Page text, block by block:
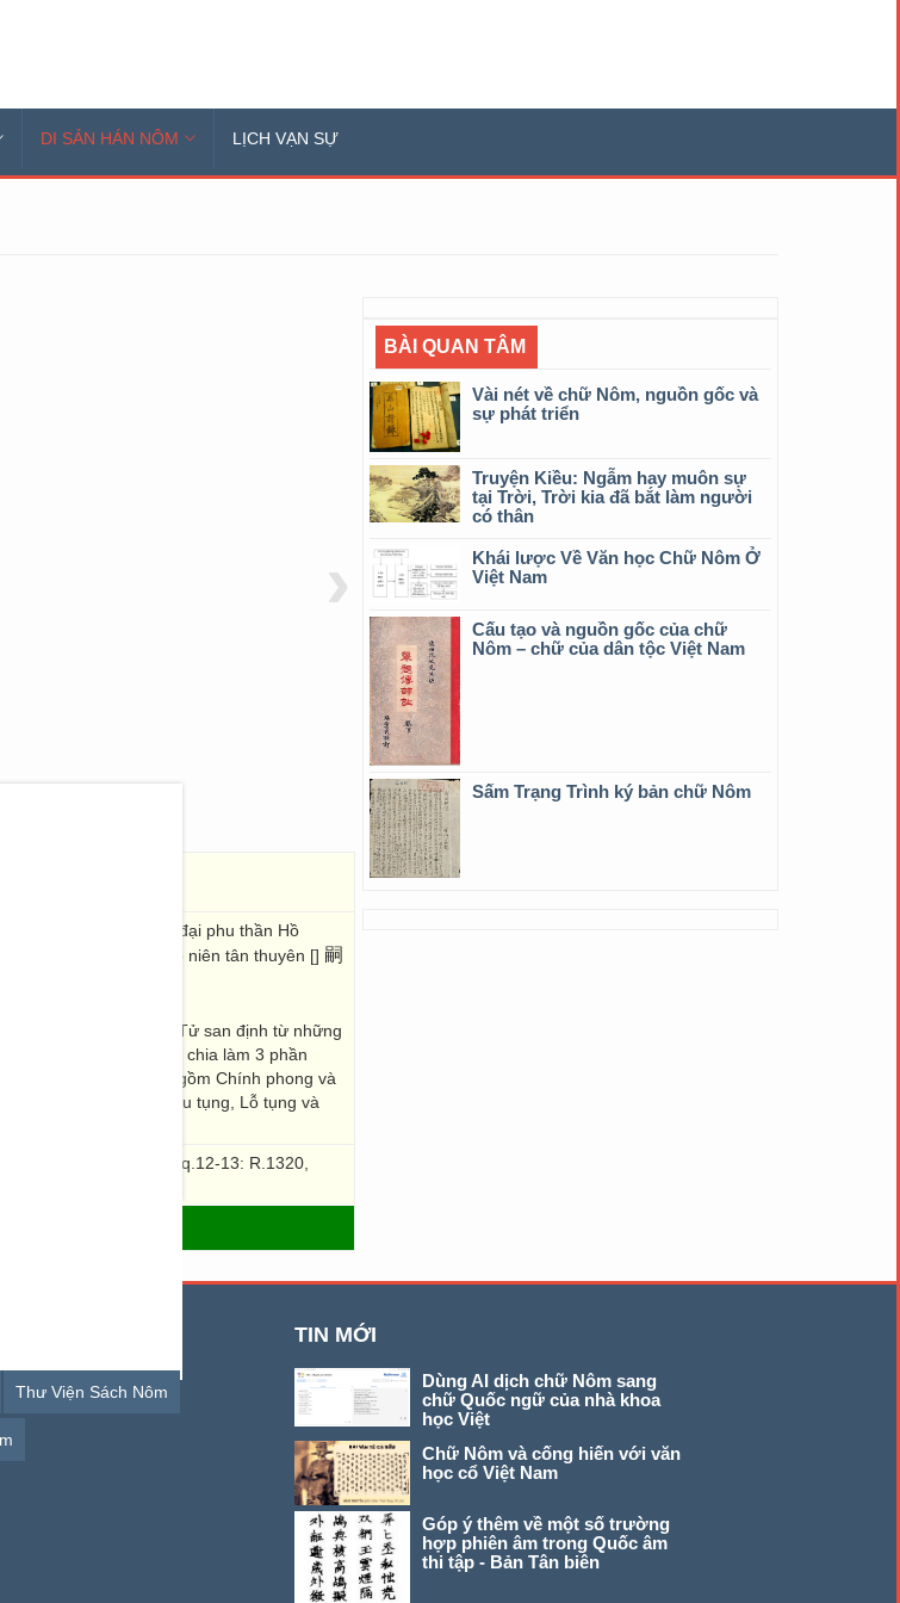
DI SẢN HÁN NÔM LỊCH VẠN SỰ
›
học sĩ phụng chính đại phu thần Hồ
臣胡廣 , Tự Đức thập niên tân thuyên [] 嗣
truyền do Khổng Tử san định từ những
kinh gồm 311 thiên, chia làm 3 phần
phong 160 thiên gồm Chính phong và
Tụng 40 thiên gồm Chu tụng, Lỗ tụng và
có lời.
q.4-6: R.1312; q.12-13: R.1320,
BÀI QUAN TÂM
Vài nét về chữ Nôm, nguồn gốc và
sự phát triển
Truyện Kiều: Ngẫm hay muôn sự
tại Trời, Trời kia đã bắt làm người
có thân
Khái lược Về Văn học Chữ Nôm Ở
Việt Nam
Cấu tạo và nguồn gốc của chữ
Nôm – chữ của dân tộc Việt Nam
Sấm Trạng Trình ký bản chữ Nôm
Thư Viện Sách Nôm
TIN MỚI
Dùng AI dịch chữ Nôm sang
chữ Quốc ngữ của nhà khoa
học Việt
Chữ Nôm và cống hiến với văn
học cổ Việt Nam
Góp ý thêm về một số trường
hợp phiên âm trong Quốc âm
thi tập - Bản Tân biên